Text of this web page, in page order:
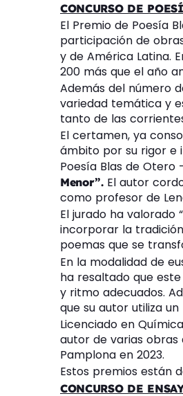
CONCURSO DE
El Premio de Poesía
participación de
y de América Latina.
200 más que el año
Además del número
variedad temática y
tanto de las
El certamen, ya
ámbito por su rigor e
Poesía Blas de Otero
Menor”. El autor
como profesor de
El jurado ha valorado
incorporar la
poemas que se
En la modalidad de
ha resaltado que
y ritmo adecuados.
que su autor utiliza
Licenciado en
autor de varias obras
Pamplona en 2023.
Estos premios están
CONCURSO DE